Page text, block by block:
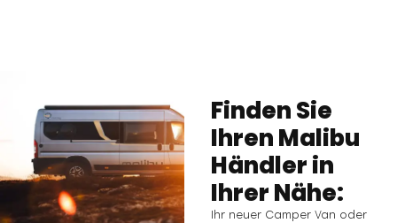
Finden Sie
Ihren Malibu
Händler in
Ihrer Nähe:
Ihr neuer Camper Van oder